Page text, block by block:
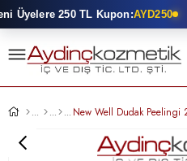
Üyelere 250 TL Kupon:AYD250
New Well Dudak Peelingi